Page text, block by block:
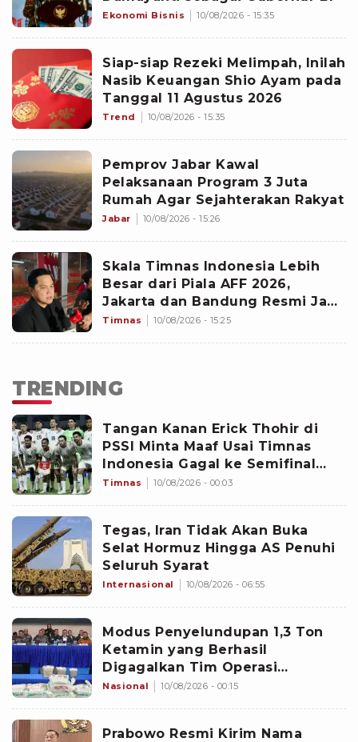
Ekonomi Bisnis 10/08/2026 - 15:35
Siap-siap Rezeki Melimpah, Inilah
Nasib Keuangan Shio Ayam pada
Tanggal 11 Agustus 2026
Trend 10/08/2026 - 15:35
Pemprov Jabar Kawal
Pelaksanaan Program 3 Juta
Rumah Agar Sejahterakan Rakyat
Jabar 10/08/2026 - 15:26
Skala Timnas Indonesia Lebih
Besar dari Piala AFF 2026,
Jakarta dan Bandung Resmi Jadi
Tuan Rumah FIFA ASEAN Cup
Timnas 10/08/2026 - 15:25
TRENDING
Tangan Kanan Erick Thohir di
PSSI Minta Maaf Usai Timnas
Indonesia Gagal ke Semifinal
Piala AFF 2026: Jangan Hujat
Timnas 10/08/2026 - 00:03
Tegas, Iran Tidak Akan Buka
Selat Hormuz Hingga AS Penuhi
Seluruh Syarat
Internasional 10/08/2026 - 06:55
Modus Penyelundupan 1,3 Ton
Ketamin yang Berhasil
Digagalkan Tim Operasi
Gabungan di Perairan Natuna
Nasional 10/08/2026 - 00:15
Prabowo Resmi Kirim Nama